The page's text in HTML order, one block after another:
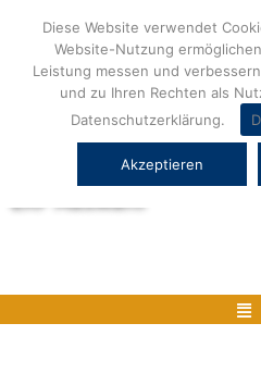
springen
Herstellerneutrale ERP
Diese Website verwendet
Website-Nutzung
Leistung messen und
und zu Ihren Rechten als
Datenschutzerklärung.
Akzeptieren